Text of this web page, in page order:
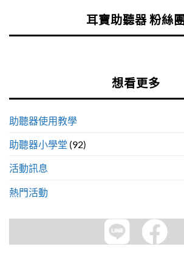
耳寶助聽器 粉絲團
想看更多
助聽器使用教學
助聽器小學堂 (92)
活動訊息
熱門活動